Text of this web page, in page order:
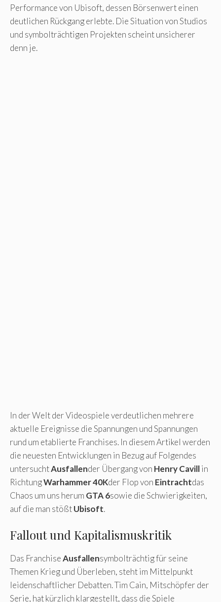
Performance von Ubisoft, dessen Börsenwert einen
deutlichen Rückgang erlebte. Die Situation von Studios
und symbolträchtigen Projekten scheint unsicherer
denn je.
In der Welt der Videospiele verdeutlichen mehrere
aktuelle Ereignisse die Spannungen und Spannungen
rund um etablierte Franchises. In diesem Artikel werden
die neuesten Entwicklungen in Bezug auf Folgendes
untersuchtAusfallender Übergang von Henry Cavillin
RichtungWarhammer 40Kder Flop von Eintrachtdas
Chaos um uns herum GTA 6sowie die Schwierigkeiten,
auf die man stößtUbisoft.
Fallout und Kapitalismuskritik
Das FranchiseAusfallensymbolträchtig für seine
Themen Krieg und Überleben, steht im Mittelpunkt
leidenschaftlicher Debatten. Tim Cain, Mitschöpfer der
Serie, hat kürzlich klargestellt, dass die Spiele